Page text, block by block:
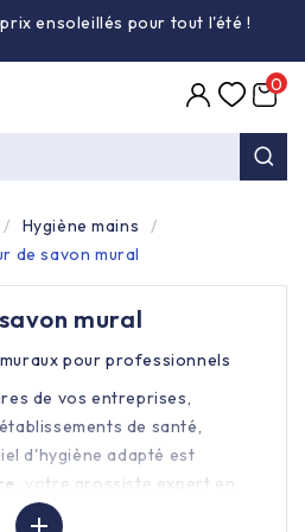
prix ensoleillés pour tout l'été!




0
Hygiène mains
de savon mural
mural
pour professionnels
de vos entreprises,
de santé,
d'hygiène adapté est
, votre grossiste expert en
propose une sélection
